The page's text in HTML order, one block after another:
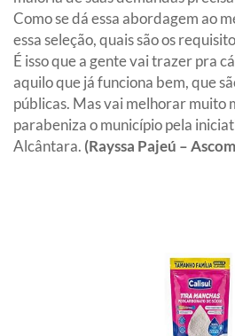
Como se dá essa abordagem ao
essa seleção, quais são os
É isso que a gente vai trazer pra
aquilo que já funciona bem, que
públicas. Mas vai melhorar muito
parabeniza o município pela
Alcântara. (Rayssa Pajeú –